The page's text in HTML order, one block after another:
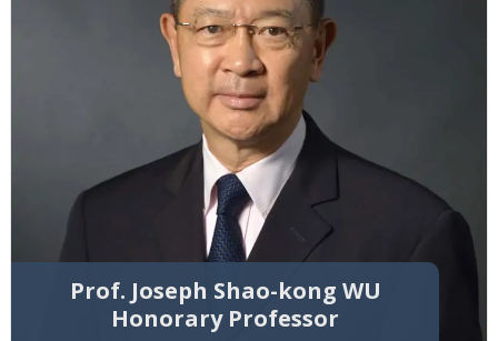
Prof. Joseph Shao-kong WU
Honorary Professor